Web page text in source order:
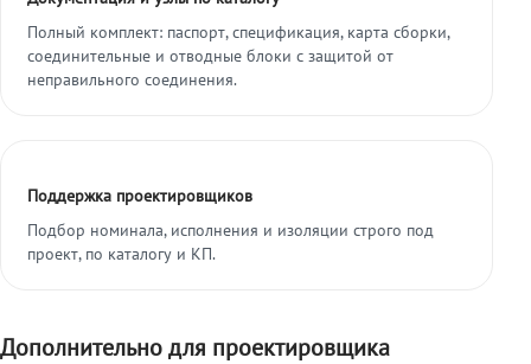
Полный комплект: паспорт, спецификация, карта сборки,
соединительные и отводные блоки с защитой от
неправильного соединения.
Поддержка проектировщиков
Подбор номинала, исполнения и изоляции строго под
проект, по каталогу и КП.
Дополнительно для проектировщика